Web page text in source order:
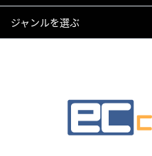
ジャンルを選ぶ